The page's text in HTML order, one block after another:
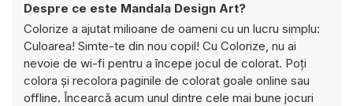
Despre ce este Mandala Design Art?
Colorize a ajutat milioane de oameni cu un lucru simplu:
Culoarea! Simte-te din nou copil! Cu Colorize, nu ai
nevoie de wi-fi pentru a începe jocul de colorat. Poți
colora și recolora paginile de colorat goale online sau
offline. Încearcă acum unul dintre cele mai bune jocuri